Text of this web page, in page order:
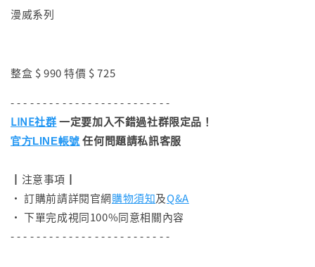
漫威系列
整盒 $ 990 特價 $ 725
- - - - - - - - - - - - - - - - - - - - - - - - -
LINE社群一定要加入不錯過社群限定品！
官方LINE帳號 任何問題請私訊客服
┃注意事項┃
• 訂購前請詳閱官網購物須知及Q&A
• 下單完成視同100%同意相關內容
- - - - - - - - - - - - - - - - - - - - - - - - -